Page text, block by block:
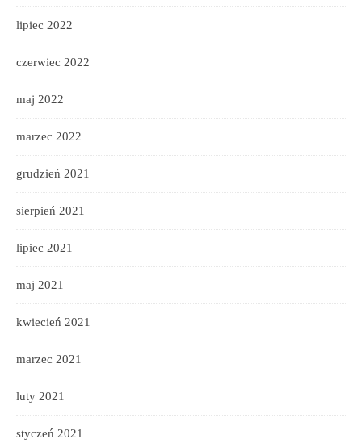
lipiec 2022
czerwiec 2022
maj 2022
marzec 2022
grudzień 2021
sierpień 2021
lipiec 2021
maj 2021
kwiecień 2021
marzec 2021
luty 2021
styczeń 2021